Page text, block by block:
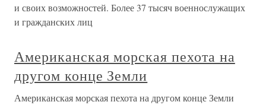
и своих возможностей. Более 37 тысяч военнослужащих
и гражданских лиц
Американская морская пехота на
другом конце Земли
Американская морская пехота на другом конце Земли